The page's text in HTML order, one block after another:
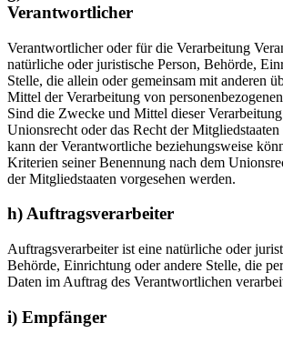
Verantwortlicher
Verantwortlicher oder für die Verarbeitung
natürliche oder juristische Person, Behörde,
Stelle, die allein oder gemeinsam mit anderen
Mittel der Verarbeitung von
Sind die Zwecke und Mittel dieser
Unionsrecht oder das Recht der Mitgliedstaaten
kann der Verantwortliche beziehungsweise
Kriterien seiner Benennung nach dem
der Mitgliedstaaten vorgesehen werden.
h) Auftragsverarbeiter
Auftragsverarbeiter ist eine natürliche oder
Behörde, Einrichtung oder andere Stelle, die
Daten im Auftrag des Verantwortlichen
i) Empfänger